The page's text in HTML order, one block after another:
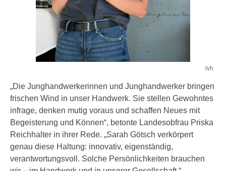
lvh
„Die Junghandwerkerinnen und Junghandwerker bringen
frischen Wind in unser Handwerk. Sie stellen Gewohntes
infrage, denken mutig voraus und schaffen Neues mit
Begeisterung und Können“, betonte Landesobfrau Priska
Reichhalter in ihrer Rede. „Sarah Götsch verkörpert
genau diese Haltung: innovativ, eigenständig,
verantwortungsvoll. Solche Persönlichkeiten brauchen